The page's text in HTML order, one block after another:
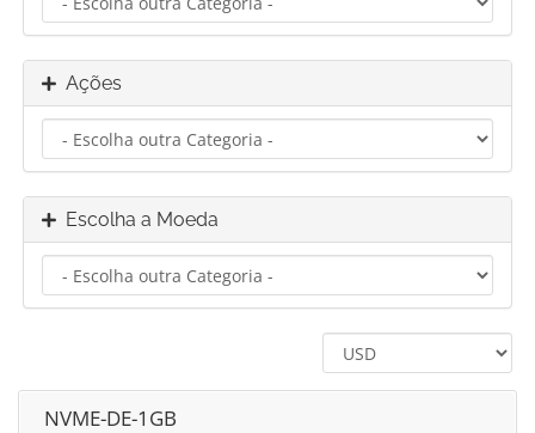
Ações
Escolha a Moeda
NVME-DE-1GB